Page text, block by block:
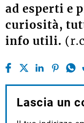
ad esperti e
curiosità,
info utili.
Lascia un